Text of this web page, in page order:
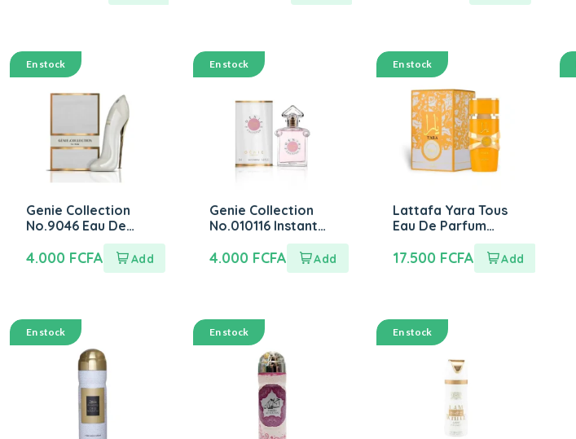
En stock
Genie Collection
No.9046 Eau De
Perfume 25ml
4.000 FCFA
En stock
Genie Collection
No.010116 Instant
Magic Eau De
Perfume 25ml
4.000 FCFA
En stock
Lattafa Yara Tous
Eau De Parfum
17.500 FCFA
En stock En stock En stock